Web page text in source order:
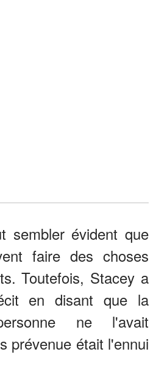
sembler évident que
faire des choses
Toutefois, Stacey a
en disant que la
ne l'avait
prévenue était l'ennui